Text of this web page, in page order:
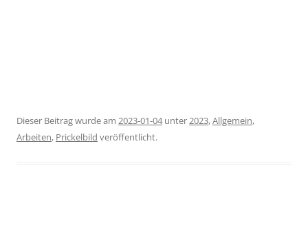
Dieser Beitrag wurde am 2023-01-04unter2023,Allgemein,
Arbeiten, Prickelbild veröffentlicht.